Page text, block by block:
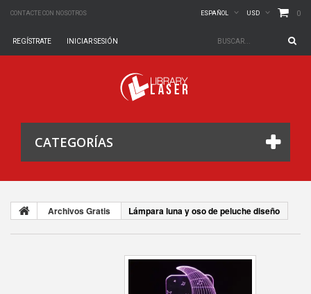
CONTACTE CON NOSOTROS 0
USD
ESPAÑOL
INICIAR SESIÓN
REGÍSTRATE
CATEGORÍAS
Archivos Gratis Lámpara luna y oso de peluche diseño